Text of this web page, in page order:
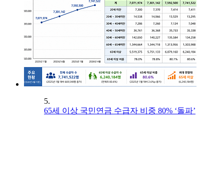
5.
65세 이상 국민연금 수급자 비중 80% ‘돌파’